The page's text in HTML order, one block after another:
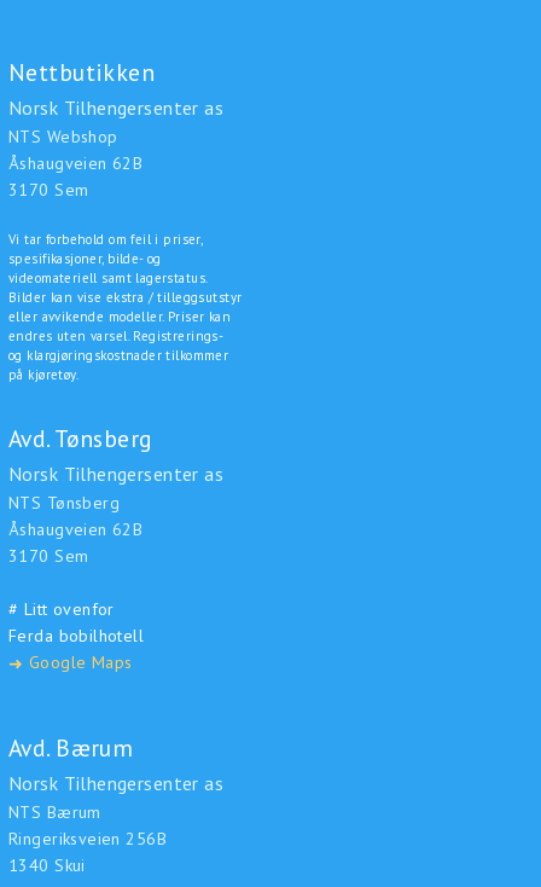
Nettbutikken
Norsk Tilhengersenter as
NTS Webshop
Åshaugveien 62B
3170 Sem
Vi tar forbehold om feil i priser,
spesifikasjoner, bilde- og
videomateriell samt lagerstatus.
Bilder kan vise ekstra / tilleggsutstyr
eller avvikende modeller. Priser kan
endres uten varsel. Registrerings-
og klargjøringskostnader tilkommer
på kjøretøy.
Avd. Tønsberg
Norsk Tilhengersenter as
NTS Tønsberg
Åshaugveien 62B
3170 Sem
# Litt ovenfor
Ferda bobilhotell
➜ Google Maps
Avd. Bærum
Norsk Tilhengersenter as
NTS Bærum
Ringeriksveien 256B
1340 Skui